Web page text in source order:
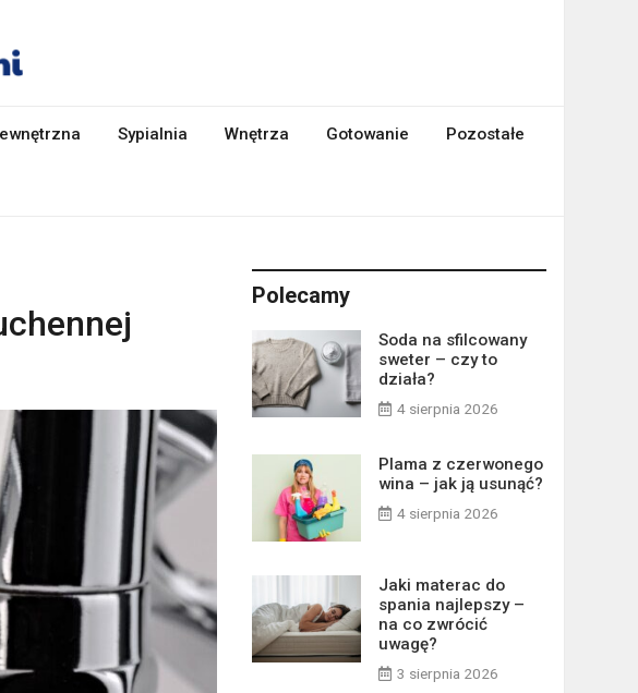
Sypialnia Wnętrza Gotowanie Pozostałe
Polecamy
Soda na sfilcowany
sweter – czy to
działa?
4 sierpnia 2026
Plama z czerwonego
wina – jak ją usunąć?
4 sierpnia 2026
Jaki materac do
spania najlepszy –
na co zwrócić
uwagę?
3 sierpnia 2026